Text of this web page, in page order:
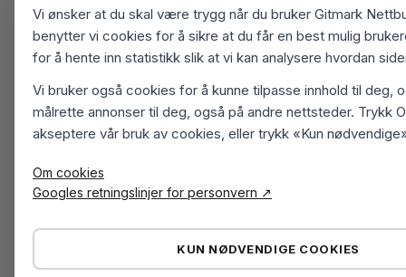
Vi ønsker at du skal være trygg når du bruker Gitmark
benytter vi cookies for å sikre at du får en best mulig
for å hente inn statistikk slik at vi kan analysere hvordan
Vi bruker også cookies for å kunne tilpasse innhold til deg,
målrette annonser til deg, også på andre nettsteder. Trykk
akseptere vår bruk av cookies, eller trykk «Kun
Om cookies
Googles retningslinjer for personvern ↗
KUN NØDVENDIGE COOKIES